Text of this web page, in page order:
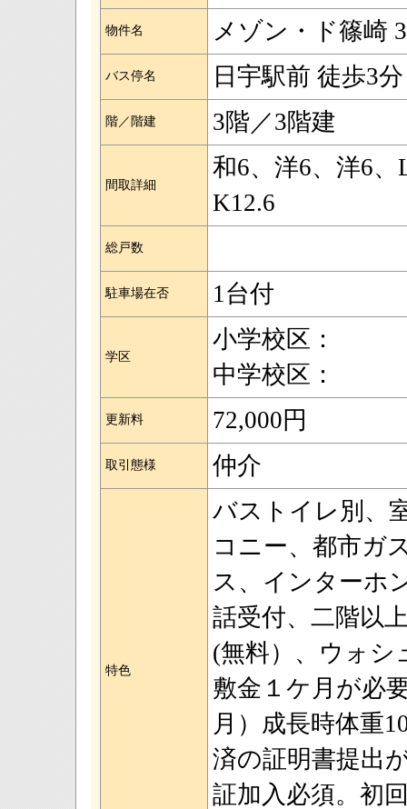
物件名 メゾン・ド篠崎
バス停名 日宇駅前 徒歩3分
階／階建 3階／3階建
間取詳細
和6、洋6、洋6、
K12.6
総戸数
駐車場在否 1台付
学区
小学校区：
中学校区：
更新料 72,000円
取引態様 仲介
特色
バストイレ別、
コニー、都市ガ
ス、インターホ
話受付、二階以
(無料）、ウォ
敷金１ケ月が必
月）成長時体重
済の証明書
証加入必須。初